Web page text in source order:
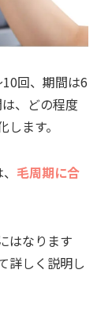
回、期間は6
、どの程度
ます。
毛周期に合
はなります
詳しく説明し